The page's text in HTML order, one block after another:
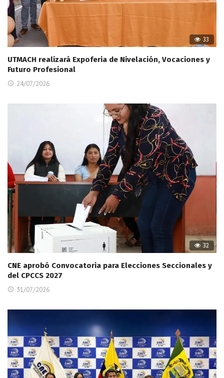
33
UTMACH realizará Expoferia de Nivelación, Vocaciones y
Futuro Profesional
24/07/2026
32
CNE aprobó Convocatoria para Elecciones Seccionales y
del CPCCS 2027
31/07/2026